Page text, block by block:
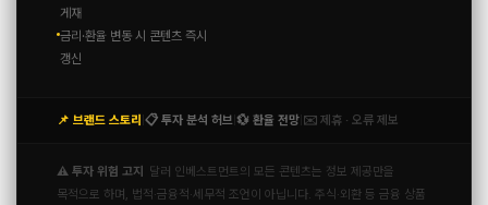
게재
금리·환율 변동 시 콘텐츠 즉시
갱신
📌 브랜드 스토리 📋 투자 분석 허브 💱 환율 전망 ✉️ 제휴 · 오류 제보
⚠️ 투자 위험 고지
달러 인베스트먼트의 모든 콘텐츠는 정보 제공만을
목적으로 하며, 법적·금융적·세무적 조언이 아닙니다. 주식·외환 등 금융 상품